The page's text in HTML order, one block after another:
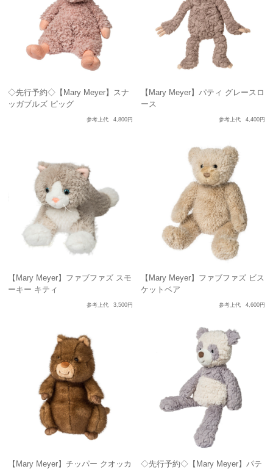
◇先行予約◇【Mary Meyer】スナ
ッガブルズ ピッグ
参考上代 4,800円
【Mary Meyer】パティ グレースロ
ース
参考上代 4,400円
【Mary Meyer】ファブファズ スモ
ーキー キティ
参考上代 3,500円
【Mary Meyer】ファブファズ ビス
ケットベア
参考上代 4,600円
【Mary Meyer】チッパー クオッカ
◇先行予約◇【Mary Meyer】パテ